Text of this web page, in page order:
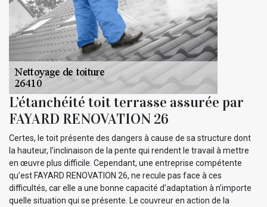
L’étanchéité toit terrasse assurée par
FAYARD RENOVATION 26
Certes, le toit présente des dangers à cause de sa structure dont
la hauteur, l’inclinaison de la pente qui rendent le travail à mettre
en œuvre plus difficile. Cependant, une entreprise compétente
qu’est FAYARD RENOVATION 26, ne recule pas face à ces
difficultés, car elle a une bonne capacité d’adaptation à n’importe
quelle situation qui se présente. Le couvreur en action de la